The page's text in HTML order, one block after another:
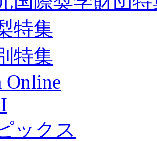
特集
特集
Online
ックス